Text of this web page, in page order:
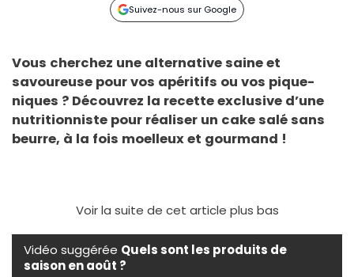
Suivez-nous sur Google
Vous cherchez une alternative saine et
savoureuse pour vos apéritifs ou vos pique-
niques ? Découvrez la recette exclusive d’une
nutritionniste pour réaliser un cake salé sans
beurre, à la fois moelleux et gourmand !
Voir la suite de cet article plus bas
Vidéo suggérée Quels sont les produits de
saison en août ?